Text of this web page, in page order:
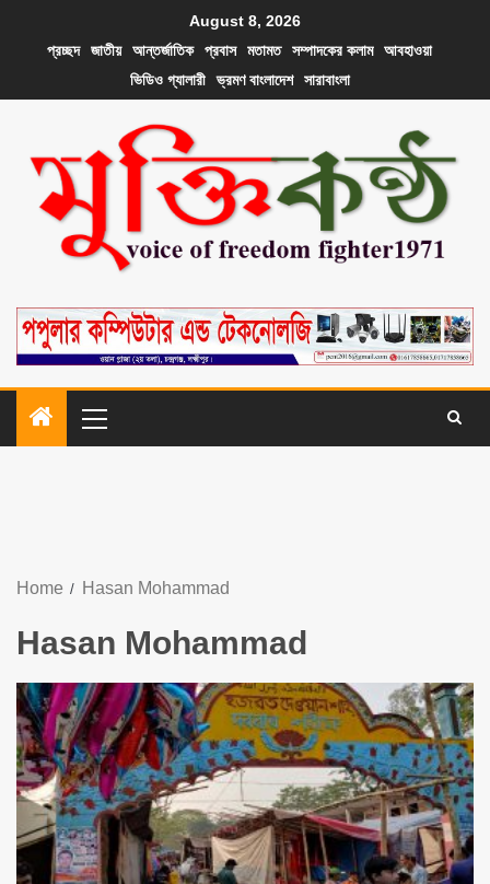
August 8, 2026
প্রচ্ছদ
জাতীয় আন্তর্জাতিক প্রবাস মতামত সম্পাদকের কলাম
আবহাওয়া
ভিডিও গ্যালারী
ভ্রমণ বাংলাদেশ সারাবাংলা
Home Hasan Mohammad
Hasan Mohammad